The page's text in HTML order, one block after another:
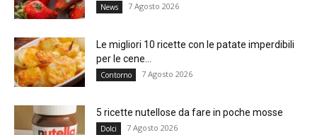
News 7 Agosto 2026
Le migliori 10 ricette con le patate imperdibili
per le cene...
Contorno 7 Agosto 2026
5 ricette nutellose da fare in poche mosse
Dolci 7 Agosto 2026